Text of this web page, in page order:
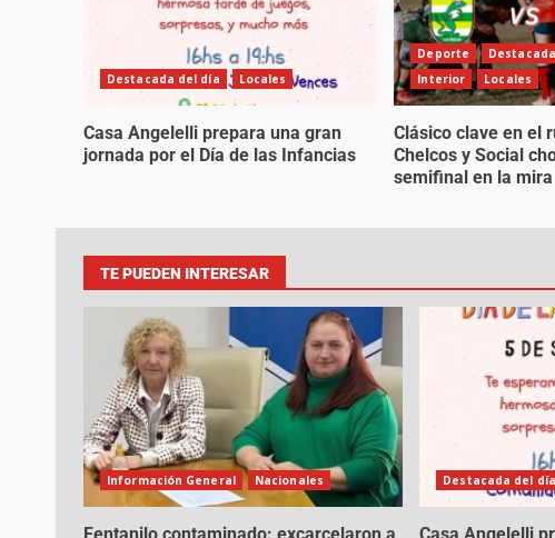
Destacada del día Locales
Casa Angelelli prepara una gran
jornada por el Día de las Infancias
Deporte
Interior
Locales
Clásico clave en el
Chelcos y Social
semifinal en la mira
TE PUEDEN INTERESAR
Información General Nacionales
Fentanilo contaminado: excarcelaron a
Destacada del día
Casa Angelelli